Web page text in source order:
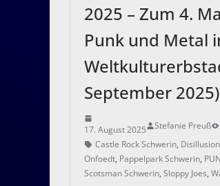
2025 – Zum 4.
Punk und Metal
September 2025)
17. August 2025 Stefanie Preuß
Castle Rock Schwerin, Disillusion
Onfoedt, Pappelpark Schwerin,
Scotsman Schwerin, Sloppy Joes,